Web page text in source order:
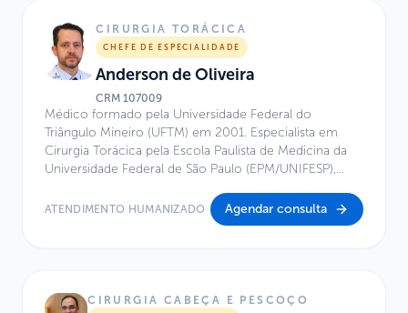
Clínico do Centro de Excelência do Hospital Infantil
Sabará, com atuação nas áreas de Neurocirurgia
Minimamente Invasiva, Neuroendoscopia, Cirurgia
Endoscópica da Base do Crânio, Tumores de Hipófise,
Aneurismas Cerebrais e Hidrocefalia.
CIRURGIA TORÁCICA
CHEFE DE ESPECIALIDADE
Anderson de Oliveira
CRM107009
Médico formado pela Universidade Federal do
Triângulo Mineiro (UFTM) em 2001. Especialista em
Cirurgia Torácica pela Escola Paulista de Medicina da
Universidade Federal de São Paulo (EPM/UNIFESP),
Torácico no serviço de Cirurgia Torácica do GRAACC-
EPM desde dezembro de 2007. É Coordenador e
EPM/UNIFESP como Cirurgião Torácico.
ATENDIMENTO HUMANIZADO Agendar consulta
CIRURGIA CABEÇA E PESCOÇO